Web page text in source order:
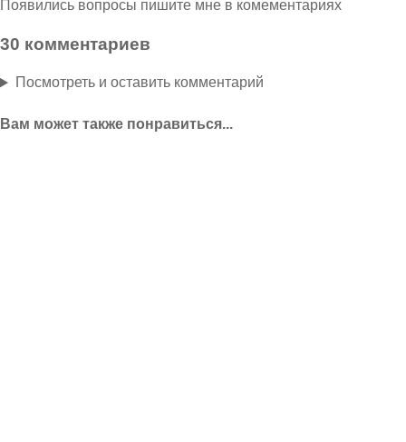
Появились вопросы пишите мне в комементариях
30 комментариев
Посмотреть и оставить комментарий
Вам может также понравиться...